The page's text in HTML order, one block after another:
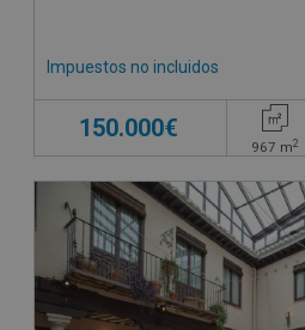
Impuestos no incluidos
150.000€
967 m2